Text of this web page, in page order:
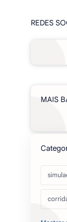
REDES
MAIS